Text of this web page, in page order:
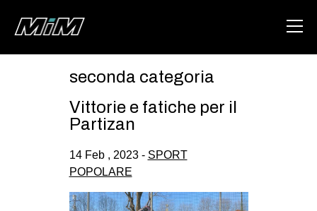
HOME
AREA
DEGENERAZIONE
GAZA FREESTYLE
seconda categoria
Vittorie e fatiche per il
Partizan
14 Feb , 2023 - SPORT
POPOLARE